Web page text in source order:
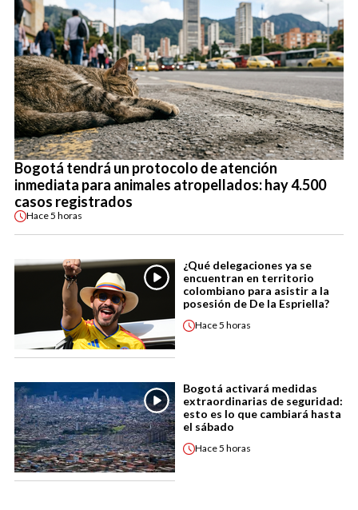
Bogotá tendrá un protocolo de atención
inmediata para animales atropellados: hay 4.500
casos registrados
Hace5 horas
¿Qué delegaciones ya se
encuentran en territorio
colombiano para asistir a la
posesión de De la Espriella?
Hace5 horas
Bogotá activará medidas
extraordinarias de seguridad:
esto es lo que cambiará hasta
el sábado
Hace5 horas